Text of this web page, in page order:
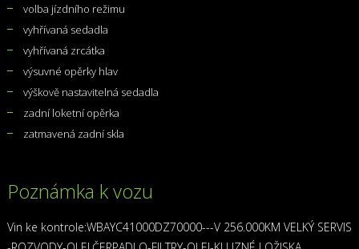
volba jízdního režimu
vyhřívaná sedadla
vyhřívaná zrcátka
výsuvné opěrky hlav
výškově nastavitelná sedadla
zadní loketní opěrka
zatmavená zadní skla
Poznámka k vozu
Vin ke kontrole:WBAYC41000DZ70000---V 256.000KM VELKÝ SERVIS